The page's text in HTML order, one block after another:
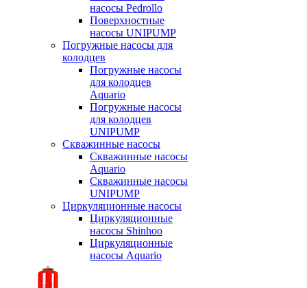
насосы Pedrollo
Поверхностные
насосы UNIPUMP
Погружные насосы для
колодцев
Погружные насосы
для колодцев
Aquario
Погружные насосы
для колодцев
UNIPUMP
Скважинные насосы
Скважинные насосы
Aquario
Скважинные насосы
UNIPUMP
Циркуляционные насосы
Циркуляционные
насосы Shinhoo
Циркуляционные
насосы Aquario